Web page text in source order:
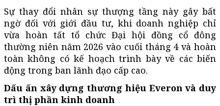
Sự thay đổi nhân sự thượng tầng này gây bất
ngờ đối với giới đầu tư, khi doanh nghiệp chỉ
vừa hoàn tất tổ chức Đại hội đồng cổ đông
thường niên năm 2026 vào cuối tháng 4 và hoàn
toàn không có kế hoạch trình bày về các biến
động trong ban lãnh đạo cấp cao.
Dấu ấn xây dựng thương hiệu Everon và duy
trì thị phần kinh doanh